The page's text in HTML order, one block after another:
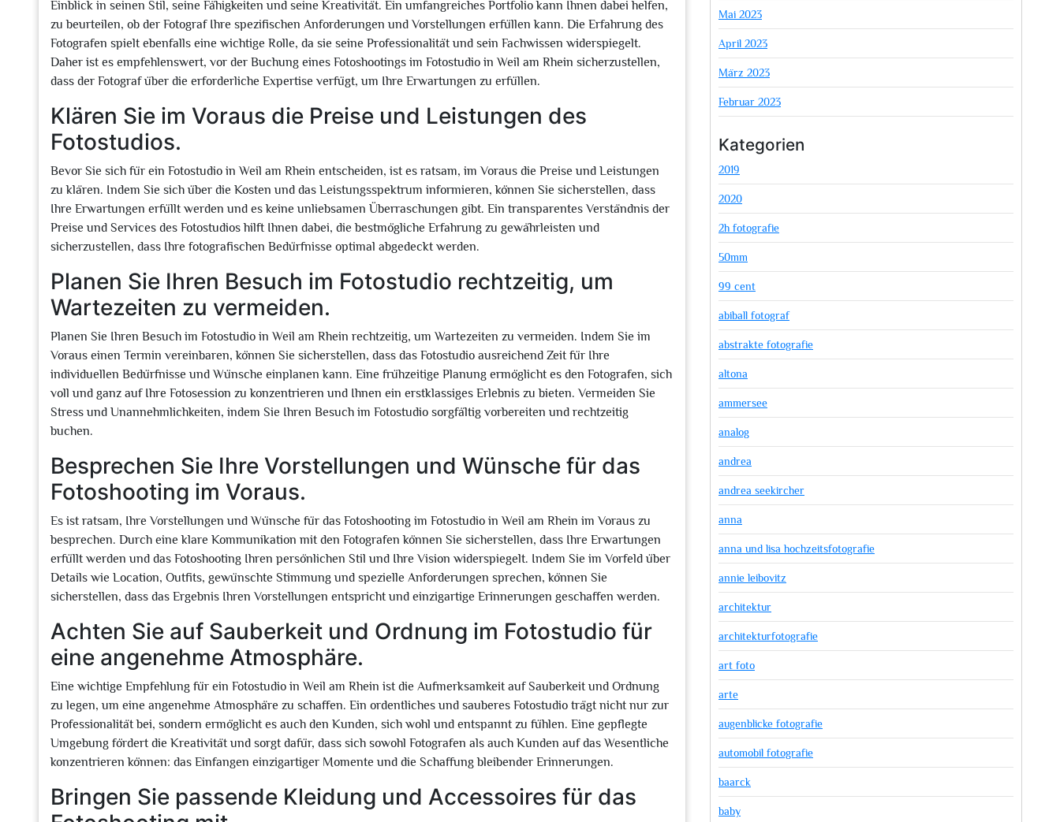
Einblick in seinen Stil, seine Fähigkeiten und seine Kreativität. Ein umfangreiches Portfolio kann Ihnen dabei helfen,
zu beurteilen, ob der Fotograf Ihre spezifischen Anforderungen und Vorstellungen erfüllen kann. Die Erfahrung des
Fotografen spielt ebenfalls eine wichtige Rolle, da sie seine Professionalität und sein Fachwissen widerspiegelt.
Daher ist es empfehlenswert, vor der Buchung eines Fotoshootings im Fotostudio in Weil am Rhein sicherzustellen,
dass der Fotograf über die erforderliche Expertise verfügt, um Ihre Erwartungen zu erfüllen.
Klären Sie im Voraus die Preise und Leistungen des
Fotostudios.
Bevor Sie sich für ein Fotostudio in Weil am Rhein entscheiden, ist es ratsam, im Voraus die Preise und Leistungen
zu klären. Indem Sie sich über die Kosten und das Leistungsspektrum informieren, können Sie sicherstellen, dass
Ihre Erwartungen erfüllt werden und es keine unliebsamen Überraschungen gibt. Ein transparentes Verständnis der
Preise und Services des Fotostudios hilft Ihnen dabei, die bestmögliche Erfahrung zu gewährleisten und
sicherzustellen, dass Ihre fotografischen Bedürfnisse optimal abgedeckt werden.
Planen Sie Ihren Besuch im Fotostudio rechtzeitig, um
Wartezeiten zu vermeiden.
Planen Sie Ihren Besuch im Fotostudio in Weil am Rhein rechtzeitig, um Wartezeiten zu vermeiden. Indem Sie im
Voraus einen Termin vereinbaren, können Sie sicherstellen, dass das Fotostudio ausreichend Zeit für Ihre
individuellen Bedürfnisse und Wünsche einplanen kann. Eine frühzeitige Planung ermöglicht es den Fotografen, sich
voll und ganz auf Ihre Fotosession zu konzentrieren und Ihnen ein erstklassiges Erlebnis zu bieten. Vermeiden Sie
Stress und Unannehmlichkeiten, indem Sie Ihren Besuch im Fotostudio sorgfältig vorbereiten und rechtzeitig
buchen.
Besprechen Sie Ihre Vorstellungen und Wünsche für das
Fotoshooting im Voraus.
Es ist ratsam, Ihre Vorstellungen und Wünsche für das Fotoshooting im Fotostudio in Weil am Rhein im Voraus zu
besprechen. Durch eine klare Kommunikation mit den Fotografen können Sie sicherstellen, dass Ihre Erwartungen
erfüllt werden und das Fotoshooting Ihren persönlichen Stil und Ihre Vision widerspiegelt. Indem Sie im Vorfeld über
Details wie Location, Outfits, gewünschte Stimmung und spezielle Anforderungen sprechen, können Sie
sicherstellen, dass das Ergebnis Ihren Vorstellungen entspricht und einzigartige Erinnerungen geschaffen werden.
Achten Sie auf Sauberkeit und Ordnung im Fotostudio für
eine angenehme Atmosphäre.
Eine wichtige Empfehlung für ein Fotostudio in Weil am Rhein ist die Aufmerksamkeit auf Sauberkeit und Ordnung
zu legen, um eine angenehme Atmosphäre zu schaffen. Ein ordentliches und sauberes Fotostudio trägt nicht nur zur
Professionalität bei, sondern ermöglicht es auch den Kunden, sich wohl und entspannt zu fühlen. Eine gepflegte
Umgebung fördert die Kreativität und sorgt dafür, dass sich sowohl Fotografen als auch Kunden auf das Wesentliche
konzentrieren können: das Einfangen einzigartiger Momente und die Schaffung bleibender Erinnerungen.
Bringen Sie passende Kleidung und Accessoires für das
Mai 2023
April 2023
März 2023
Februar 2023
Kategorien
2019
2020
2h fotografie
50mm
99 cent
abiball fotograf
abstrakte fotografie
altona
ammersee
analog
andrea
andrea seekircher
anna
anna und lisa hochzeitsfotografie
annie leibovitz
architektur
architekturfotografie
art foto
arte
augenblicke fotografie
automobil fotografie
baarck
baby